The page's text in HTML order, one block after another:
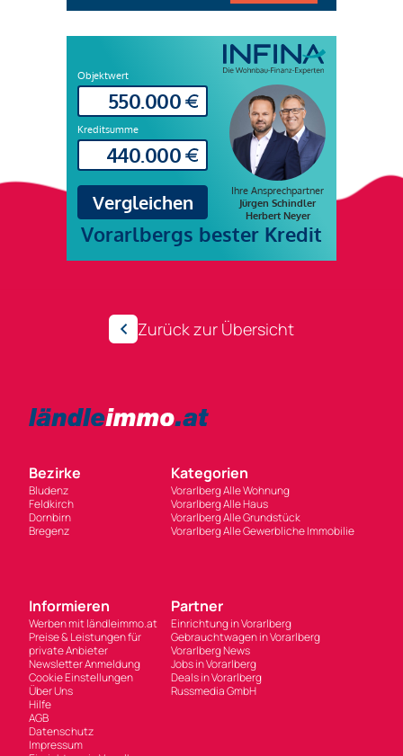
Zurück zur Übersicht
Bezirke
Bludenz
Feldkirch
Dornbirn
Bregenz
Kategorien
Vorarlberg Alle Wohnung
Vorarlberg Alle Haus
Vorarlberg Alle Grundstück
Vorarlberg Alle Gewerbliche Immobilie
Informieren
Werben mit ländleimmo.at
Preise & Leistungen für
private Anbieter
Newsletter Anmeldung
Cookie Einstellungen
Über Uns
Hilfe
AGB
Datenschutz
Impressum
Partner
Einrichtung in Vorarlberg
Gebrauchtwagen in Vorarlberg
Vorarlberg News
Jobs in Vorarlberg
Deals in Vorarlberg
Russmedia GmbH